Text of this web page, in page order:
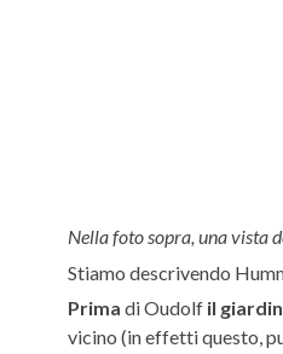
Nella foto sopra, una vista
Stiamo descrivendo
Prima di Oudolf il
vicino (in effetti questo,